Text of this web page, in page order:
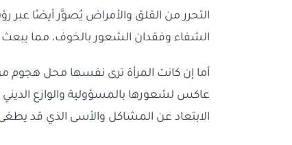
التحرر من القلق والأمراض يُصوَّر أيضًا عبر
الشفاء وفقدان الشعور بالخوف، مما يبعث
أما إن كانت المرأة ترى نفسها محل هجوم
عاكس لشعورها بالمسؤولية والوازع الديني
الابتعاد عن المشاكل والأسى الذي قد يطغى